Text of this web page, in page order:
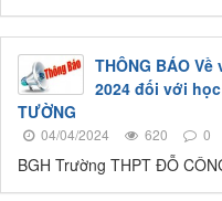
THÔNG BÁO
2024 đối với
TƯỜNG
04/04/2024 620 0
BGH Trường THPT ĐỖ